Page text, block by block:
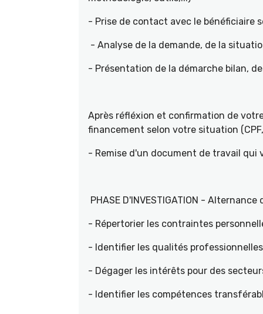
- Prise de contact avec le bénéficiaire
- Analyse de la demande, de la
- Présentation de la démarche bilan,
Après réfléxion et confirmation de
financement selon votre situation
- Remise d'un document de travail qui
PHASE D'INVESTIGATION -
- Répertorier les contraintes
- Identifier les qualités
- Dégager les intérêts pour des
- Identifier les compétences